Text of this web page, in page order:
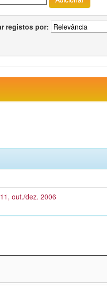
registos por:
out./dez. 2006